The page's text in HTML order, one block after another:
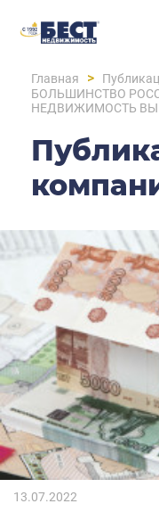
Главная >
БОЛЬШИНСТВО
НЕДВИЖИМОСТЬ
13.07.2022